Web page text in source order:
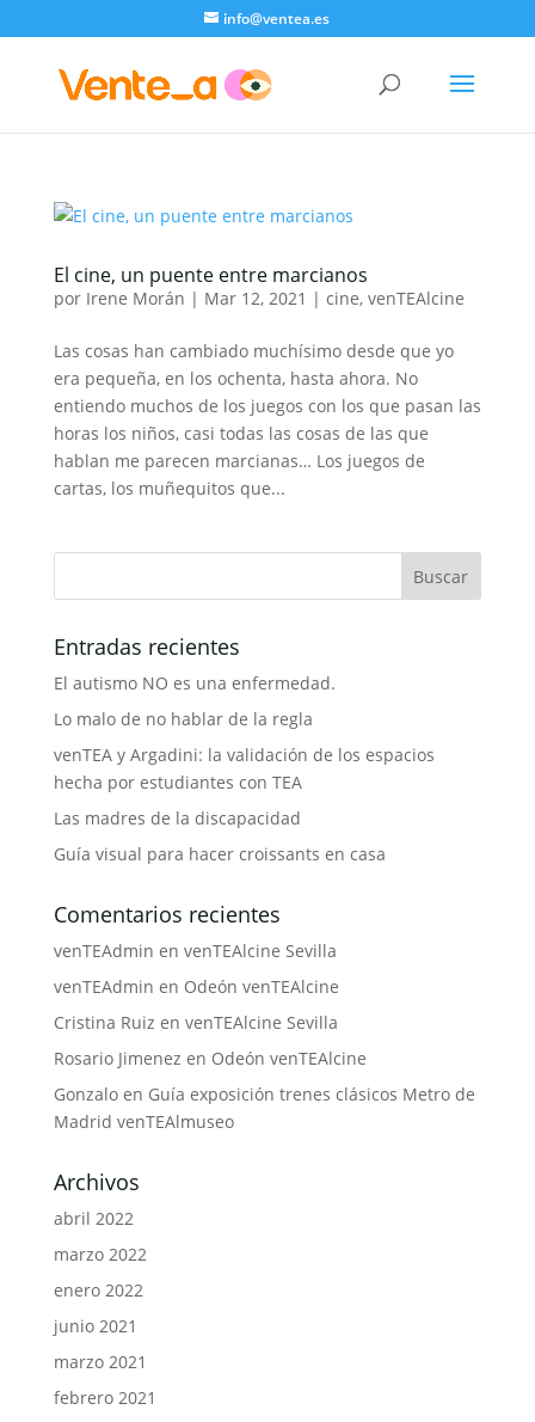
info@ventea.es
El cine, un puente entre marcianos
por Irene Morán | Mar 12, 2021 | cine, venTEAlcine
Las cosas han cambiado muchísimo desde que yo
era pequeña, en los ochenta, hasta ahora. No
entiendo muchos de los juegos con los que pasan las
horas los niños, casi todas las cosas de las que
hablan me parecen marcianas… Los juegos de
cartas, los muñequitos que...
Entradas recientes
El autismo NO es una enfermedad.
Lo malo de no hablar de la regla
venTEA y Argadini: la validación de los espacios
hecha por estudiantes con TEA
Las madres de la discapacidad
Guía visual para hacer croissants en casa
Comentarios recientes
venTEAdmin en venTEAlcine Sevilla
venTEAdmin en Odeón venTEAlcine
Cristina Ruiz en venTEAlcine Sevilla
Rosario Jimenez en Odeón venTEAlcine
Gonzaloen Guía exposición trenes clásicos Metro de
Madrid venTEAlmuseo
Archivos
abril 2022
marzo 2022
enero 2022
junio 2021
marzo 2021
febrero 2021